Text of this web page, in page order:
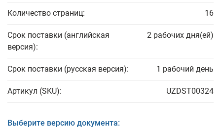
Количество страниц: 16
Срок поставки (английская
версия):
2 рабочих дня(ей)
Срок поставки (русская версия): 1 рабочий день
Артикул (SKU): UZDST00324
Выберите версию документа: